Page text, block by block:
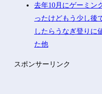
去年10月にゲーミン
ったけどもう少し後
したらうなぎ登りに
た他
スポンサーリンク